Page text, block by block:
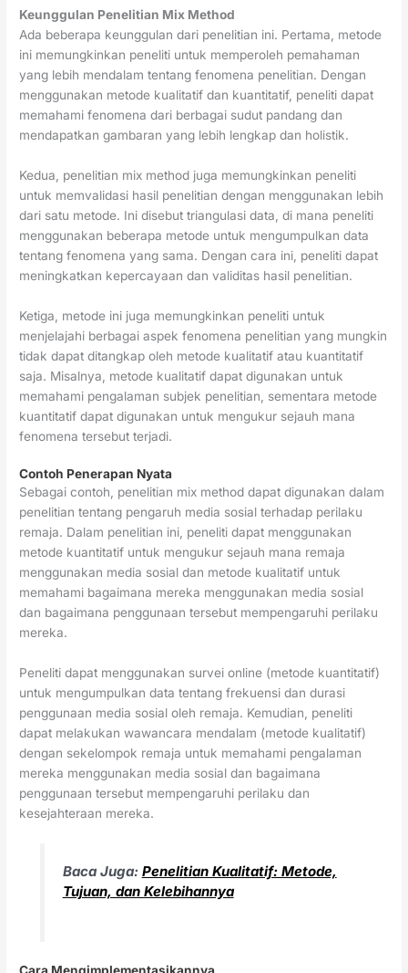
Keunggulan Penelitian Mix Method
Ada beberapa keunggulan dari penelitian ini. Pertama, metode
ini memungkinkan peneliti untuk memperoleh pemahaman
yang lebih mendalam tentang fenomena penelitian. Dengan
menggunakan metode kualitatif dan kuantitatif, peneliti dapat
memahami fenomena dari berbagai sudut pandang dan
mendapatkan gambaran yang lebih lengkap dan holistik.
Kedua, penelitian mix method juga memungkinkan peneliti
untuk memvalidasi hasil penelitian dengan menggunakan lebih
dari satu metode. Ini disebut triangulasi data, di mana peneliti
menggunakan beberapa metode untuk mengumpulkan data
tentang fenomena yang sama. Dengan cara ini, peneliti dapat
meningkatkan kepercayaan dan validitas hasil penelitian.
Ketiga, metode ini juga memungkinkan peneliti untuk
menjelajahi berbagai aspek fenomena penelitian yang mungkin
tidak dapat ditangkap oleh metode kualitatif atau kuantitatif
saja. Misalnya, metode kualitatif dapat digunakan untuk
memahami pengalaman subjek penelitian, sementara metode
kuantitatif dapat digunakan untuk mengukur sejauh mana
fenomena tersebut terjadi.
Contoh Penerapan Nyata
Sebagai contoh, penelitian mix method dapat digunakan dalam
penelitian tentang pengaruh media sosial terhadap perilaku
remaja. Dalam penelitian ini, peneliti dapat menggunakan
metode kuantitatif untuk mengukur sejauh mana remaja
menggunakan media sosial dan metode kualitatif untuk
memahami bagaimana mereka menggunakan media sosial
dan bagaimana penggunaan tersebut mempengaruhi perilaku
mereka.
Peneliti dapat menggunakan survei online (metode kuantitatif)
untuk mengumpulkan data tentang frekuensi dan durasi
penggunaan media sosial oleh remaja. Kemudian, peneliti
dapat melakukan wawancara mendalam (metode kualitatif)
dengan sekelompok remaja untuk memahami pengalaman
mereka menggunakan media sosial dan bagaimana
penggunaan tersebut mempengaruhi perilaku dan
kesejahteraan mereka.
Baca Juga: Penelitian Kualitatif: Metode,
Tujuan, dan Kelebihannya